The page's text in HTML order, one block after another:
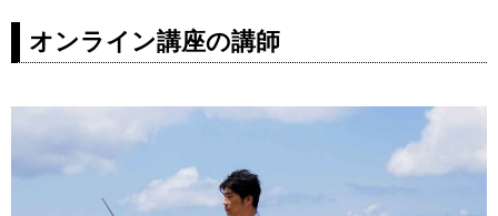
ライン講座の紹介をしています。
ツアー・旅行のお申込ならクラブ
オンライン講座の講師